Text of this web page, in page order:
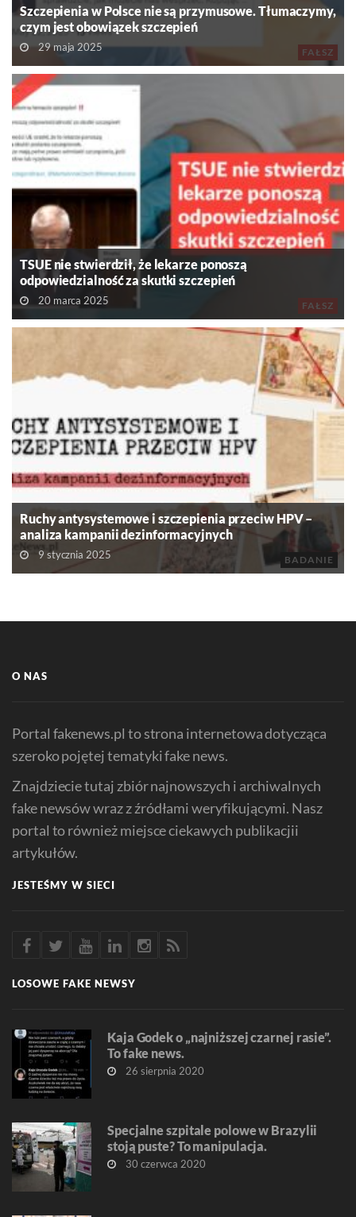
FAŁSZ
Szczepienia w Polsce nie są przymusowe. Tłumaczymy,
czym jest obowiązek szczepień
29 maja 2025
FAŁSZ
TSUE nie stwierdził, że lekarze ponoszą
odpowiedzialność za skutki szczepień
20 marca 2025
BADANIE
Ruchy antysystemowe i szczepienia przeciw HPV –
analiza kampanii dezinformacyjnych
9 stycznia 2025
O NAS
Portal fakenews.pl to strona internetowa dotycząca
szeroko pojętej tematyki fake news.
Znajdziecie tutaj zbiór najnowszych i archiwalnych
fake newsów wraz z źródłami weryfikującymi. Nasz
portal to również miejsce ciekawych publikacjii
artykułów.
JESTEŚMY W SIECI
LOSOWE FAKE NEWSY
Kaja Godek o „najniższej czarnej rasie”.
To fake news.
26 sierpnia 2020
Specjalne szpitale polowe w Brazylii
stoją puste? To manipulacja.
30 czerwca 2020